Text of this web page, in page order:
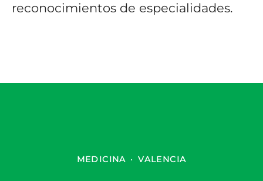
reconocimientos de especialidades.
MEDICINA · VALENCIA